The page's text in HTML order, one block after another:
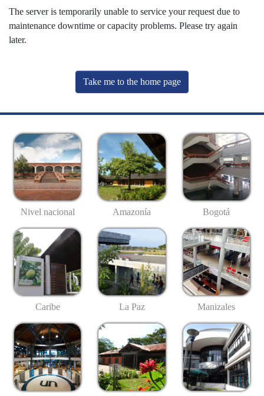
The server is temporarily unable to service your request due to
maintenance downtime or capacity problems. Please try again
later.
Take me to the home page
Nivel nacional Amazonía Bogotá
Caribe La Paz Manizales